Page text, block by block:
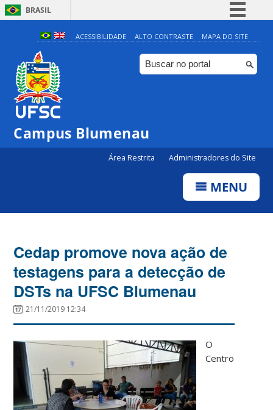
BRASIL
Simplifique!
Comunica BR
Participe
ACESSIBILIDADE ALTO CONTRASTE MAPA DO SITE
Campus Blumenau
Área Restrita Administradores do Site
MENU
Cedap promove nova ação de
testagens para a detecção de
DSTs na UFSC Blumenau
21/11/2019 12:34
O
Centro